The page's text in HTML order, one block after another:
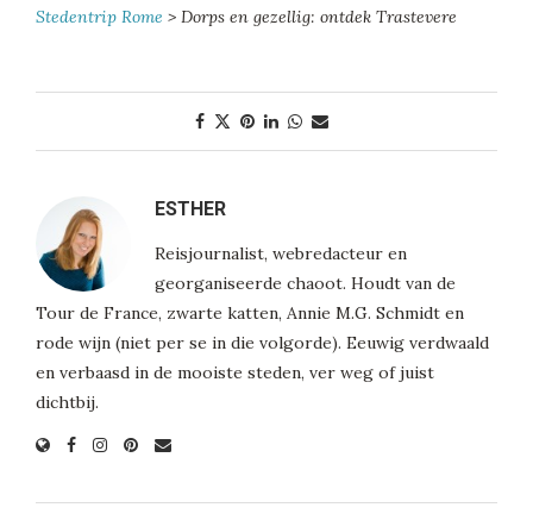
Stedentrip Rome > Dorps en gezellig: ontdek Trastevere
ESTHER
Reisjournalist, webredacteur en
georganiseerde chaoot. Houdt van de
Tour de France, zwarte katten, Annie M.G. Schmidt en
rode wijn (niet per se in die volgorde). Eeuwig verdwaald
en verbaasd in de mooiste steden, ver weg of juist
dichtbij.